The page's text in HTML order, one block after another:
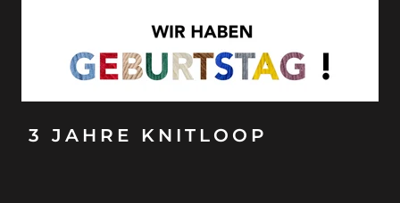
3 JAHRE KNITLOOP